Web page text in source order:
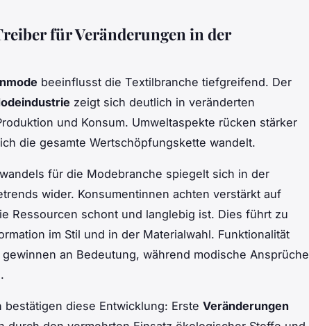
für Veränderungen in der
beeinflusst die Textilbranche tiefgreifend. Der
zeigt sich deutlich in veränderten
und Konsum. Umweltaspekte rücken stärker
die gesamte Wertschöpfungskette wandelt.
für die Modebranche spiegelt sich in der
wider. Konsumentinnen achten verstärkt auf
Ressourcen schont und langlebig ist. Dies führt zu
im Stil und in der Materialwahl. Funktionalität
an Bedeutung, während modische Ansprüche
bestätigen diese Entwicklung: Erste Veränderungen